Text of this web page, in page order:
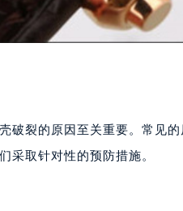
破裂的原因至关重要。常见
采取针对性的预防措施。